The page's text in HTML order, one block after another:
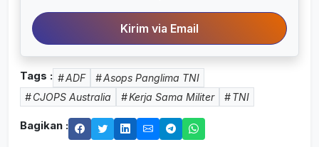
Kirim via Email
Tags : ADF
Asops Panglima TNI
CJOPS Australia
Kerja Sama Militer TNI
Bagikan :